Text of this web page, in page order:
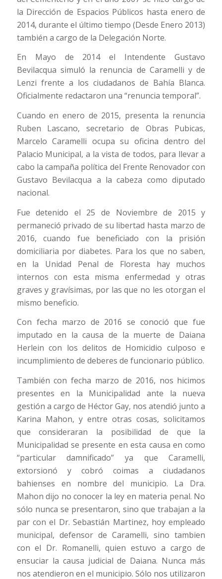
la Dirección de Espacios Públicos hasta enero de
2014, durante el último tiempo (Desde Enero 2013)
también a cargo de la Delegación Norte.
En Mayo de 2014 el Intendente Gustavo
Bevilacqua simuló la renuncia de Caramelli y de
Lenzi frente a los ciudadanos de Bahía Blanca.
Oficialmente redactaron una “renuncia temporal”.
Cuando en enero de 2015, presenta la renuncia
Ruben Lascano, secretario de Obras Pubicas,
Marcelo Caramelli ocupa su oficina dentro del
Palacio Municipal, a la vista de todos, para llevar a
cabo la campaña política del Frente Renovador con
Gustavo Bevilacqua a la cabeza como diputado
nacional.
Fue detenido el 25 de Noviembre de 2015 y
permaneció privado de su libertad hasta marzo de
2016, cuando fue beneficiado con la prisión
domiciliaria por diabetes. Para los que no saben,
en la Unidad Penal de Floresta hay muchos
internos con esta misma enfermedad y otras
graves y gravísimas, por las que no les otorgan el
mismo beneficio.
Con fecha marzo de 2016 se conoció que fue
imputado en la causa de la muerte de Daiana
Herlein con los delitos de Homicidio culposo e
incumplimiento de deberes de funcionario público.
También con fecha marzo de 2016, nos hicimos
presentes en la Municipalidad ante la nueva
gestión a cargo de Héctor Gay, nos atendió junto a
Karina Mahon, y entre otras cosas, solicitamos
que consideraran la posibilidad de que la
Municipalidad se presente en esta causa en como
“particular damnificado” ya que Caramelli,
extorsionó y cobró coimas a ciudadanos
bahienses en nombre del municipio. La Dra.
Mahon dijo no conocer la ley en materia penal. No
sólo nunca se presentaron, sino que trabajan a la
par con el Dr. Sebastián Martinez, hoy empleado
municipal, defensor de Caramelli, sino tambien
con el Dr. Romanelli, quien estuvo a cargo de
ensuciar la causa judicial de Daiana. Nunca más
nos atendieron en el municipio. Sólo nos utilizaron